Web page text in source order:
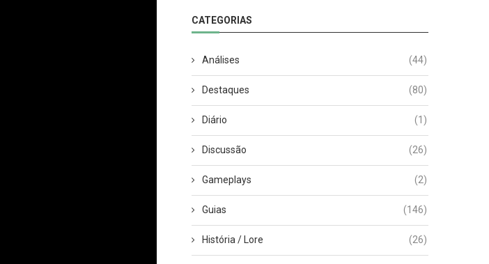
CATEGORIAS
Análises (44)
Destaques (80)
Diário (1)
Discussão (26)
Gameplays (2)
Guias (146)
História / Lore (26)